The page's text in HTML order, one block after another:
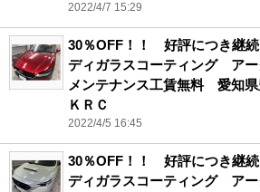
2022/4/7 15:29
30％OFF！！ 好評につき継
ディガラスコーティング ア
メンテナンス工賃無料 愛知
ＫＲＣ
2022/4/5 16:45
30％OFF！！ 好評につき継
ディガラスコーティング ア